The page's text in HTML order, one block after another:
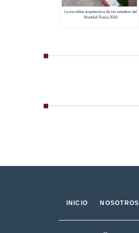
La increíble arquitectura de los estadios del
Mundial Rusia 2018
INICIO NOSOTROS